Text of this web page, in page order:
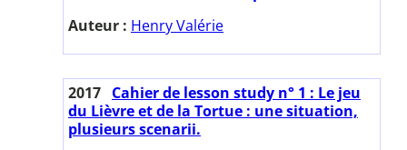
Auteur : Henry Valérie
2017 Cahier de lesson study n° 1 : Le jeu
du Lièvre et de la Tortue : une situation,
plusieurs scenarii.